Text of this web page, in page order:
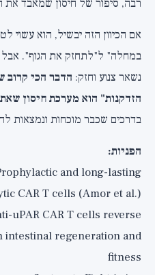
רבה, סיפור של חיסון שמאבד את
אם הכיוון הזה יבשיל, הוא עשוי
במחלה" ל"לתחזק את הגוף".
נשאר צנוע וחזק:
הזדקנות" הוא מערכת חיסון
בדרכים שכבר מוכחות ונמצאות
הפניות:
and long-lasting
CAR T cells (Amor et al.)
uPAR CAR T cells reverse
intestinal regeneration and
fitness